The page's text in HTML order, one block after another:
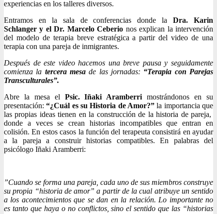
experiencias en los talleres diversos.
Entramos en la sala de conferencias donde laDra. Karin
Schlanger y el Dr. Marcelo Ceberio nos explican la intervención
del modelo de terapia breve estratégica a partir del video de una
terapia con una pareja de inmigrantes.
Después de este video hacemos una breve pausa y seguidamente
comienza la tercera mesa de las jornadas: “Terapia con Parejas
Transculturales”.
Abre la mesa el Psic. Iñaki Aramberri mostrándonos en su
presentación:“¿Cuál es su Historia de Amor?” la importancia que
las propias ideas tienen en la construcción de la historia de pareja,
donde a veces se crean historias incompatibles que entran en
colisión. En estos casos la función del terapeuta consistirá en ayudar
a la pareja a construir historias compatibles. En palabras del
psicólogo Iñaki Aramberri:
”Cuando se forma una pareja, cada uno de sus miembros construye
su propia “historia de amor” a partir de la cual atribuye un sentido
a los acontecimientos que se dan en la relación. Lo importante no
es tanto que haya o no conflictos, sino el sentido que las “historias